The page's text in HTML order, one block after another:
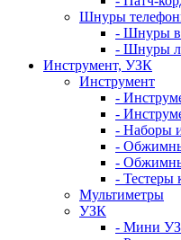
Шнуры
- Шнуры
- Шнуры
Инструмент, УЗК
Инструмент
-
-
- Наборы
-
-
- Тестеры
Мультиметры
УЗК
- Мини